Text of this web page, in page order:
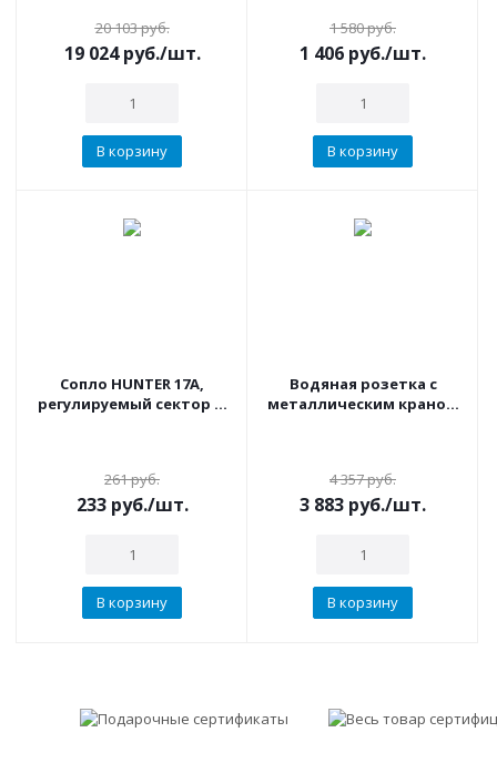
нерж.сталь Аналог 25-5
20 103руб.
19 024руб./шт.
В корзину
1 580руб.
1 406 руб./шт.
В корзину
Сопло HUNTER 17А,
регулируемый сектор 0-
261руб.
233руб./шт.
В корзину
Водяная розетка с
металлическим краном
4 357руб.
3 883 руб./шт.
В корзину